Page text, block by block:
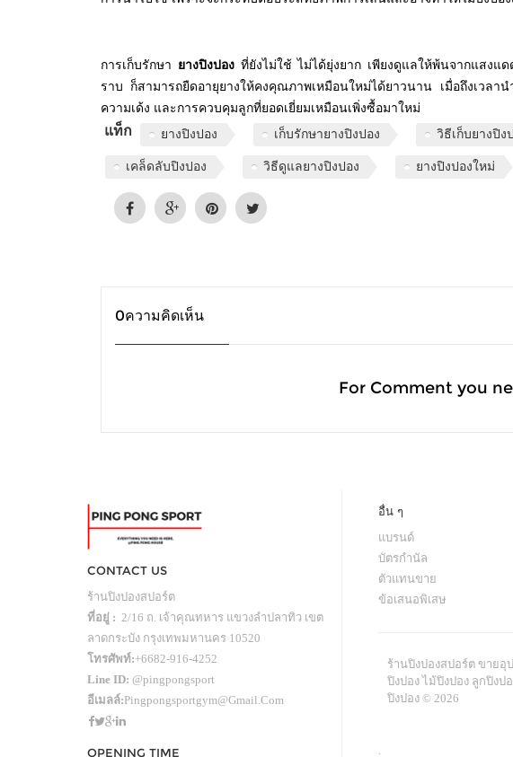
การเก็บรักษา ยางปิงปองที่ยังไม่ใช้ ไม่ได้ยุ่งยาก เพียงดูแลให้พ้นจากแสง
ราบ ก็สามารถยืดอายุยางให้คงคุณภาพเหมือนใหม่ได้ยาวนาน เมื่อถึงเวล
ความเด้ง และการควบคุมลูกที่ยอดเยี่ยมเหมือนเพิ่งซื้อมาใหม่
แท็ก ยางปิงปอง เก็บรักษายางปิงปอง วิธีเก็บยางปิง
เคล็ดลับปิงปอง
วิธีดูแลยางปิงปอง ยางปิงปองใหม่
0ความคิดเห็น
For Comment you
CONTACT US
ร้านปิงปองสปอร์ต
ที่อยู่ : 2/16 ถ. เจ้าคุณทหาร แขวงลำปลาทิว เขต
ลาดกระบัง กรุงเทพมหานคร 10520
โทรศัพท์:+6682-916-4252
Line ID: @pingpongsport
อีเมลล์:Pingpongsportgym@gmail.com
OPENING TIME
อื่น ๆ
แบรนด์
บัตรกำนัล
ตัวแทนขาย
ข้อเสนอพิเสษ
ร้านปิงปองสปอร์ต ขายอุ
ปิงปอง ไม้ปิงปอง ลูกปิงปอ
ปิงปอง © 2026